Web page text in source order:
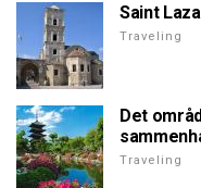
Saint
Traveling
Det
Traveling